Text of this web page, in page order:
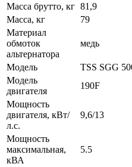
Масса брутто, кг 81,9
Масса, кг
79
Материал
обмоток
альтернатора
медь
Модель
TSS SGG
Модель
двигателя
190F
Мощность
двигателя, кВт/
л.с.
9,6/13
Мощность
максимальная,
кВА
5.5